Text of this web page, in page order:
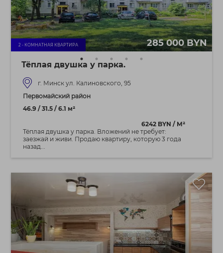
2 - КОМНАТНАЯ КВАРТИРА 285 000 BYN
Тёплая двушка у парка.
г. Минск ул. Калиновского, 95
Первомайский район
46.9 / 31.5 / 6.1 м²
6242 BYN / М²
Тёплая двушка у парка. Вложений не требует:
заезжай и живи. Продаю квартиру, которую 3 года
назад...